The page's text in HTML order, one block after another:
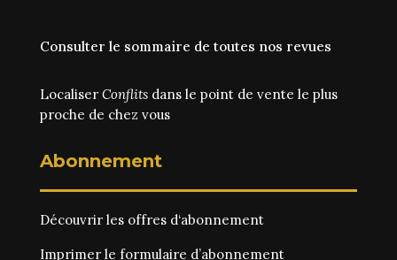
Consulter le sommaire de toutes nos revues
Localiser Conflitsdans le point de vente le plus
proche de chez vous
Abonnement
Découvrir les offres d‘abonnement
Imprimer le formulaire d’abonnement